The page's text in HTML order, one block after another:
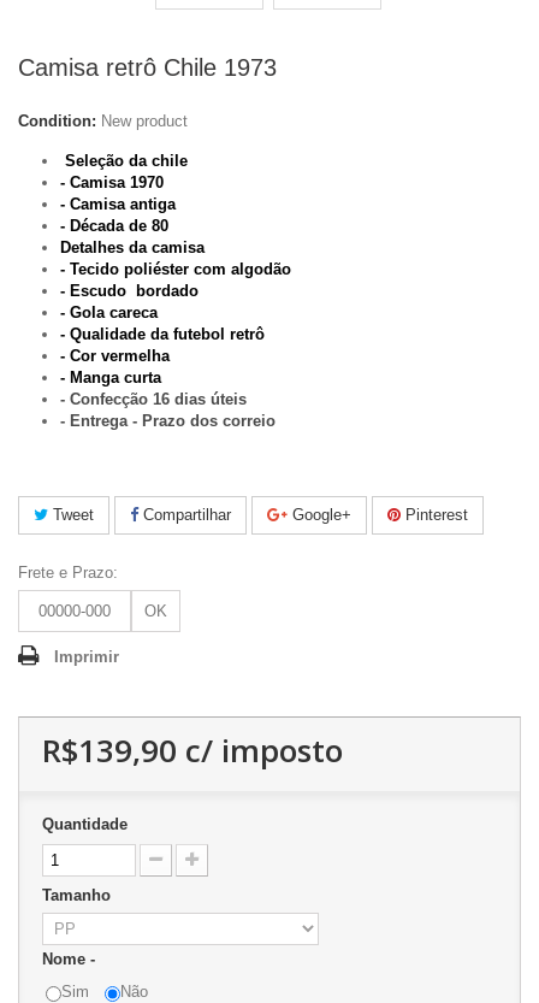
Camisa retrô Chile 1973
Condition: New product
Seleção da chile
- Camisa 1970
- Camisa antiga
- Década de 80
Detalhes da camisa
- Tecido poliéster com algodão
- Escudo bordado
- Gola careca
- Qualidade da futebol retrô
- Cor vermelha
- Manga curta
- Confecção 16 dias úteis
- Entrega - Prazo dos correio
Tweet Compartilhar Google+ Pinterest
Frete e Prazo:
OK
Imprimir
R$139,90 c/ imposto
Quantidade
Tamanho
Nome -
Sim
Não